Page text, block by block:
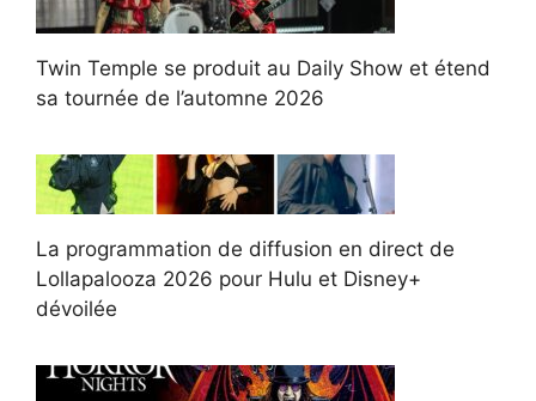
Twin Temple se produit au Daily Show et étend
sa tournée de l’automne 2026
La programmation de diffusion en direct de
Lollapalooza 2026 pour Hulu et Disney+
dévoilée